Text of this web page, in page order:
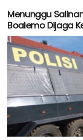
Menunggu
Boalemo Dijaga